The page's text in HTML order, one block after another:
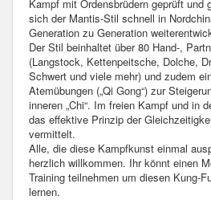
Kampf mit Ordensbrüdern geprüft und
sich der Mantis-Stil schnell in
Generation zu Generation
Der Stil beinhaltet über 80 Hand-,
(Langstock, Kettenpeitsche, Dolche,
Schwert und viele mehr) und zudem
Atemübungen („Qi Gong“) zur
inneren „Chi“. Im freien Kampf und in
das effektive Prinzip der
vermittelt.
Alle, die diese Kampfkunst einmal
herzlich willkommen. Ihr könnt einen
Training teilnehmen um diesen Kung-
lernen.